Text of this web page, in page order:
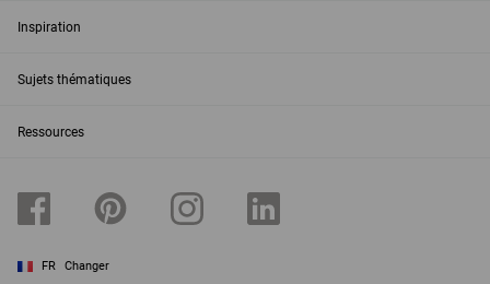
Inspiration
Sujets thématiques
Ressources
FR Changer